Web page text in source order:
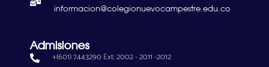
informacion@colegionuevocampestre.edu.co
Admisiones
+(601) 7443290 Ext: 2002 - 2011 -2012